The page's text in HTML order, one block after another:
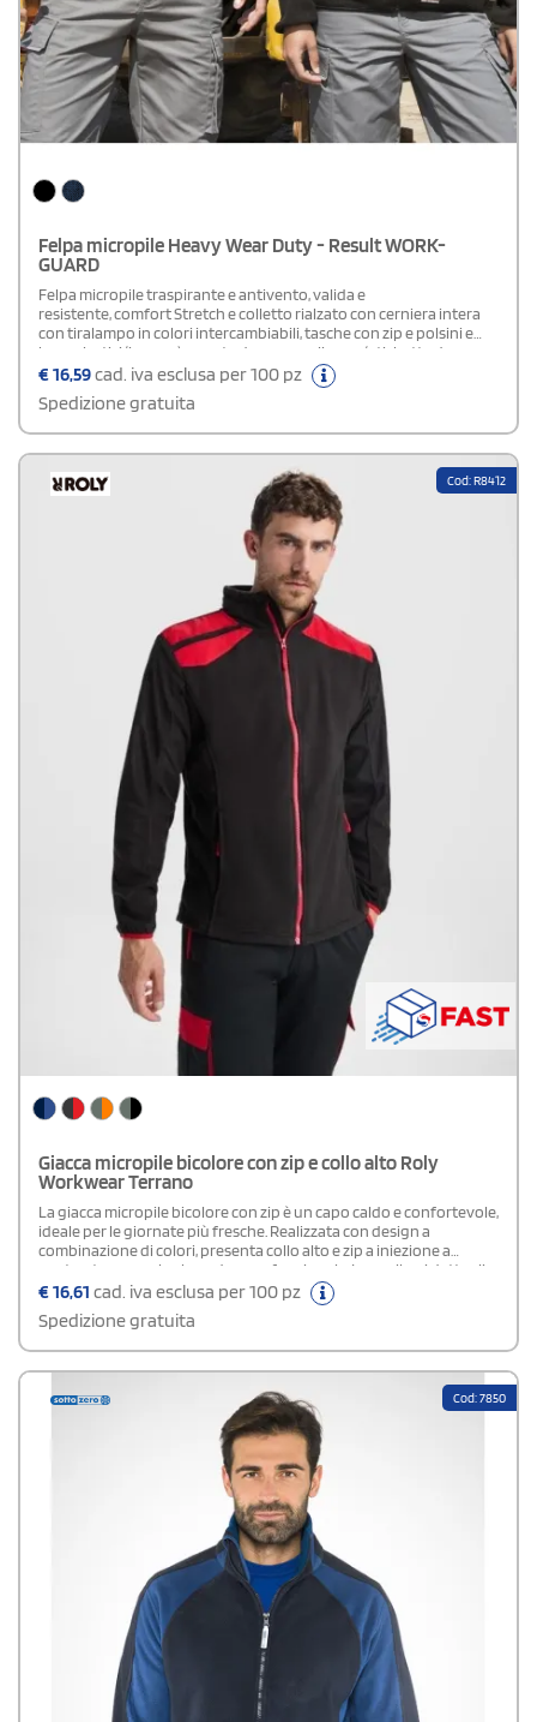
Felpa micropile Heavy Wear Duty - Result WORK-
GUARD
Felpa micropile traspirante e antivento, valida e
resistente, comfort Stretch e colletto rialzato con cerniera intera
con tiralampo in colori intercambiabili, tasche con zip e polsini e
base elastici (in nero); pronta da personalizzare (etichetta da
tagliare).Composizione: 100% in poliestere (micropile).
€16,59cad. iva esclusa per 100 pz
Spedizione gratuita
Cod: R8412
Giacca micropile bicolore con zip e collo alto Roly
Workwear Terrano
La giacca micropile bicolore con zip è un capo caldo e confortevole,
ideale per le giornate più fresche. Realizzata con design a
combinazione di colori, presenta collo alto e zip a iniezione a
contrasto per un look moderno e funzionale. Le spalle e i dettagli a
contrasto aggiungono stile, mentre le due tasche laterali con zip
garantiscono praticità e sicurezza. I polsini elastici e i regolatori
laterali sull’orlo assicurano una vestibilità perfetta, rendendola
ideale per lavoro e tempo libero.
€16,61 cad. iva esclusa per 100 pz
Spedizione gratuita
Cod: 7850